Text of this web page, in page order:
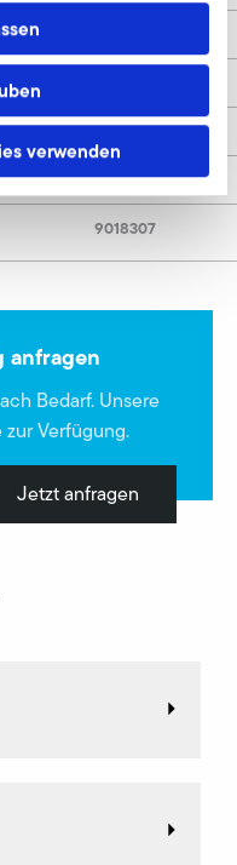
verwenden
22,5°
234
9018307
anfragen
Bedarf. Unsere
Verfügung.
Jetzt anfragen